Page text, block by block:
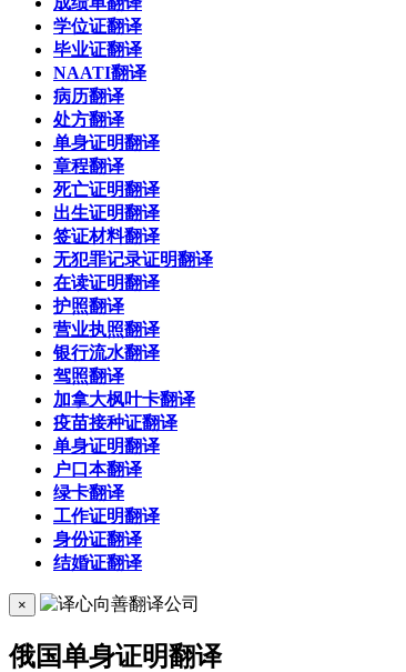
学位证翻译
毕业证翻译
NAATI翻译
病历翻译
处方翻译
单身证明翻译
章程翻译
死亡证明翻译
出生证明翻译
签证材料翻译
无犯罪记录证明翻译
在读证明翻译
护照翻译
营业执照翻译
银行流水翻译
驾照翻译
加拿大枫叶卡翻译
疫苗接种证翻译
单身证明翻译
户口本翻译
绿卡翻译
工作证明翻译
身份证翻译
结婚证翻译
×
俄国单身证明翻译